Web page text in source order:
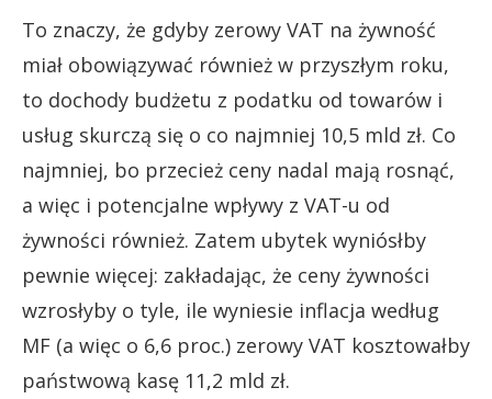
To znaczy, że gdyby zerowy VAT na żywność
miał obowiązywać również w przyszłym roku,
to dochody budżetu z podatku od towarów i
usług skurczą się o co najmniej 10,5 mld zł. Co
najmniej, bo przecież ceny nadal mają rosnąć,
a więc i potencjalne wpływy z VAT-u od
żywności również. Zatem ubytek wyniósłby
pewnie więcej: zakładając, że ceny żywności
wzrosłyby o tyle, ile wyniesie inflacja według
MF (a więc o 6,6 proc.) zerowy VAT kosztowałby
państwową kasę 11,2 mld zł.